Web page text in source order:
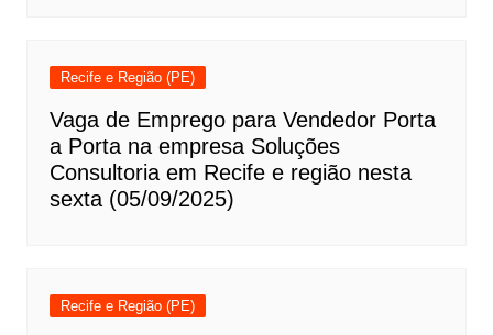
Recife e Região (PE)
Vaga de Emprego para Vendedor Porta
a Porta na empresa Soluções
Consultoria em Recife e região nesta
sexta (05/09/2025)
Recife e Região (PE)